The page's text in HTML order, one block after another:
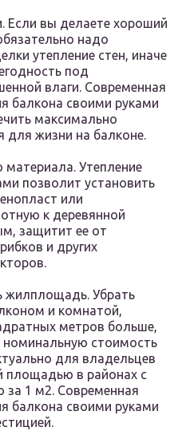
Если вы делаете хороший
надо
утепление стен, иначе
под
влаги. Современная
балкона своими руками
максимально
для жизни на балконе.
Утепление
позволит установить
или
к деревянной
защитит ее от
и других
жилплощадь. Убрать
и комнатой,
метров больше,
стоимость
для владельцев
площадью в районах с
за 1 м2. Современная
балкона своими руками